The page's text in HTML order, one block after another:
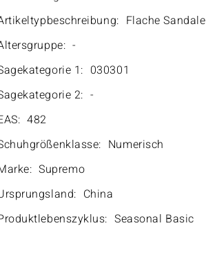
Flache Sandale
-
1: 030301
2: -
482
Numerisch
Supremo
China
Seasonal Basic